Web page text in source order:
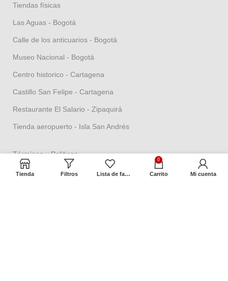
Tiendas físicas
Las Aguas - Bogotá
Calle de los anticuarios - Bogotá
Museo Nacional - Bogotá
Centro historico - Cartagena
Castillo San Felipe - Cartagena
Restaurante El Salario - Zipaquirá
Tienda aeropuerto - Isla San Andrés
Términos y Políticas
Política de seguridad
Tienda Filtros Lista de favoritos
0
Carrito Mi cuenta